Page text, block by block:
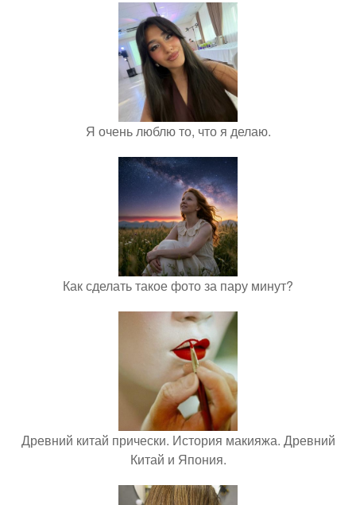
Я очень люблю то, что я делаю.
Как сделать такое фото за пару минут?
Древний китай прически. История макияжа. Древний
Китай и Япония.